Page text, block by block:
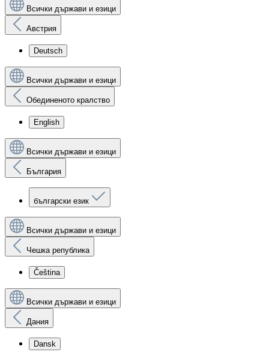
Всички държави и езици
Австрия
Deutsch
Всички държави и езици
Обединеното кралство
English
Всички държави и езици
България
български език
Всички държави и езици
Чешка република
Čeština
Всички държави и езици
Дания
Dansk